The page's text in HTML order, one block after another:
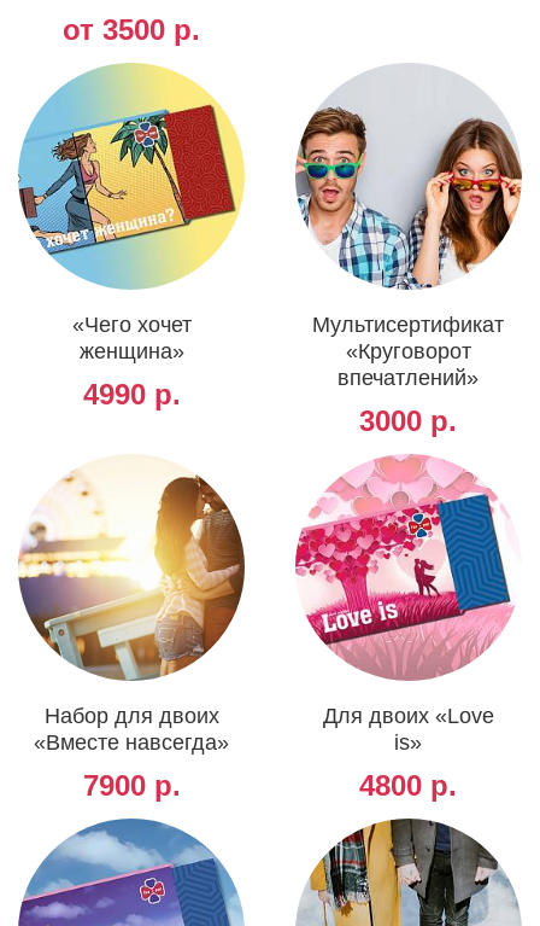
от 3500 р.
«Чего хочет
женщина»
4990 р.
Мультисертификат
«Круговорот
впечатлений»
3000 р.
Набор для двоих
«Вместе навсегда»
7900 р.
Для двоих «Love
is»
4800 р.